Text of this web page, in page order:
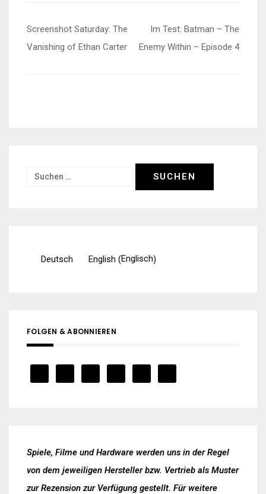
Beitragsnavigation
Screenshot Saturday: The
Vanishing of Ethan Carter
Im Test: Batman – The
Enemy Within – Episode 4
Suchen
Deutsch English (Englisch)
FOLGEN & ABONNIEREN
Spiele, Filme und Hardware werden uns in der Regel
von dem jeweiligen Hersteller bzw. Vertrieb als Muster
zur Rezension zur Verfügung gestellt. Für weitere